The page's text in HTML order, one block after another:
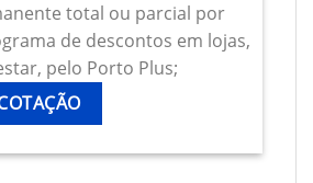
total ou parcial por
de descontos em lojas,
pelo Porto Plus;